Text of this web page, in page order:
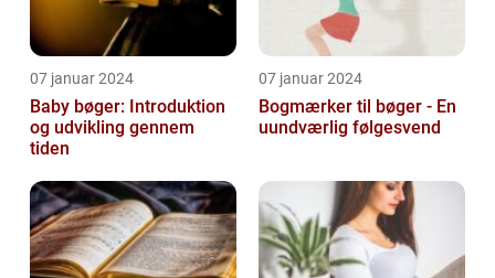
07 januar 2024
Baby bøger: Introduktion
og udvikling gennem
tiden
07 januar 2024
Bogmærker til bøger - En
uundværlig følgesvend